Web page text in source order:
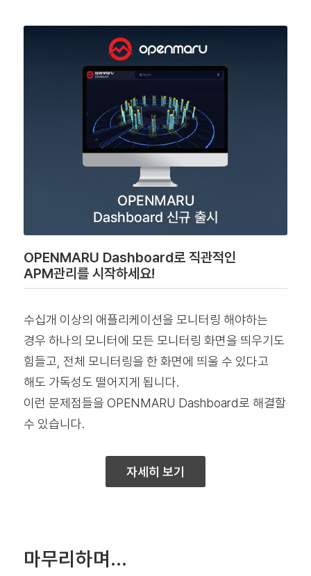
OPENMARU Dashboard로 직관적인
APM관리를 시작하세요!
수십개 이상의 애플리케이션을 모니터링 해야하는
경우 하나의 모니터에 모든 모니터링 화면을 띄우기도
힘들고, 전체 모니터링을 한 화면에 띄울 수 있다고
해도 가독성도 떨어지게 됩니다.
이런 문제점들을 OPENMARU Dashboard로 해결할
수 있습니다.
자세히 보기
마무리하며…